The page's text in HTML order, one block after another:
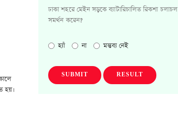
হয়।
ঢাকা শহরে মেইন সড়কে ব্যাটারিচালিত রিকশা
সমর্থন করেন?
হ্যাঁ না মন্তব্য নেই
SUBMIT RESULT